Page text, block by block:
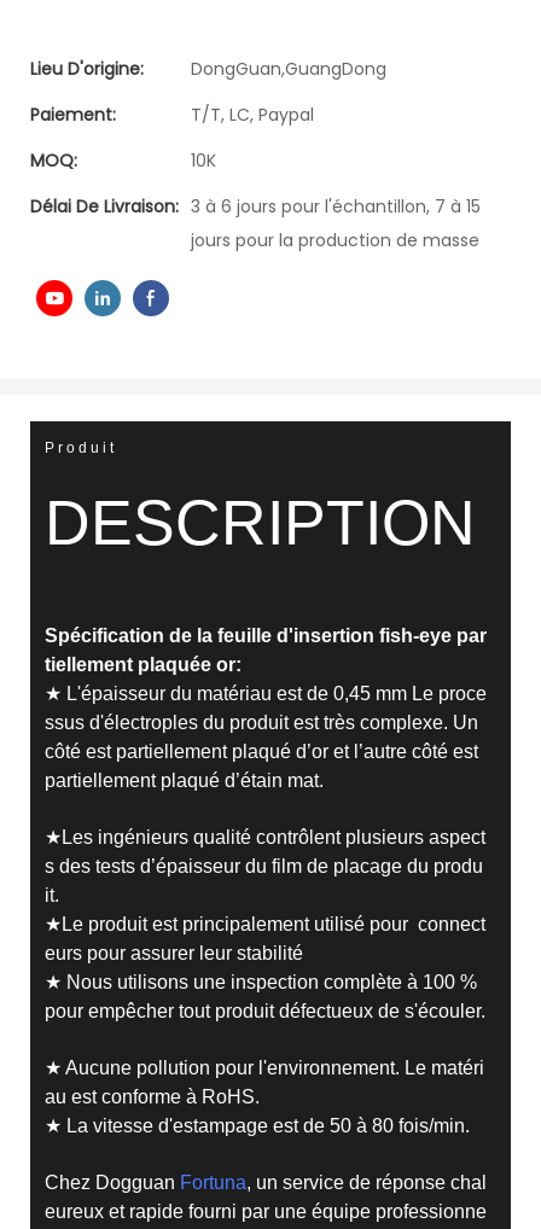
Lieu D'origine:
DongGuan,GuangDong
Paiement:
T/T, LC, Paypal
MOQ:
10K
Délai De Livraison: 3 à 6 jours pour l'échantillon, 7 à 15
jours pour la production de masse
Produit
DESCRIPTION
Spécification de la feuille d'insertion fish-eye par
tiellement plaquée or:
★ L'épaisseur du matériau est de 0,45 mm Le proce
ssus d'électroples du produit est très complexe. Un
côté est partiellement plaqué d’or et l’autre côté est
partiellement plaqué d’étain mat.
★Les ingénieurs qualité contrôlent plusieurs aspect
s des tests d’épaisseur du film de placage du produ
it.
★Le produit est principalement utilisé pour connect
eurs pour assurer leur stabilité
★ Nous utilisons une inspection complète à 100 %
pour empêcher tout produit défectueux de s'écouler.
★ Aucune pollution pour l'environnement. Le matéri
au est conforme à RoHS.
★ La vitesse d'estampage est de 50 à 80 fois/min.
Chez Dogguan Fortuna, un service de réponse chal
eureux et rapide fourni par une équipe professionne